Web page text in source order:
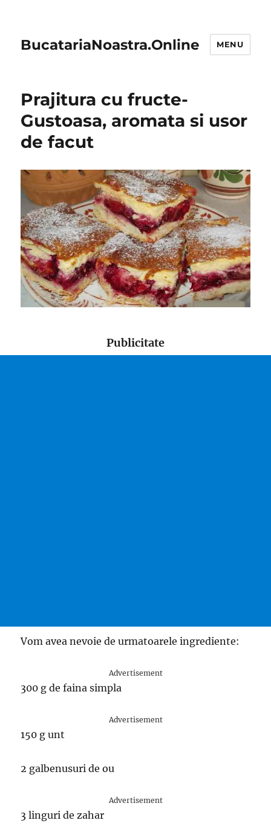
BucatariaNoastra.Online MENU
Prajitura cu fructe-
Gustoasa, aromata si usor
de facut
Publicitate
Vom avea nevoie de urmatoarele ingrediente:
Advertisement
300 g de faina simpla
Advertisement
150 g unt
2 galbenusuri de ou
Advertisement
3 linguri de zahar